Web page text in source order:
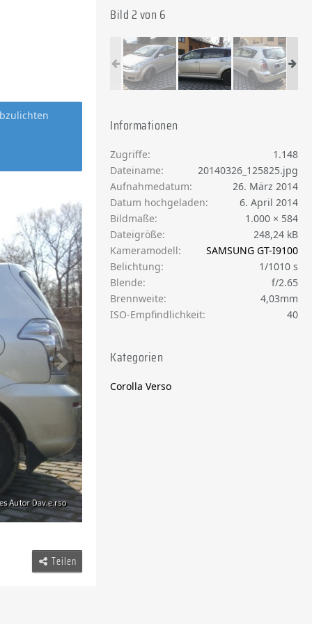
Teilen
Bild 2 von 6
Informationen
Zugriffe
1.148
Dateiname
20140326_125825.jpg
Aufnahmedatum
26. März 2014
Datum hochgeladen
6. April 2014
Bildmaße
1.000 × 584
Dateigröße
248,24 kB
Kameramodell
SAMSUNG GT-I9100
Belichtung
1/1010 s
Blende
f/2.65
Brennweite
4,03mm
ISO-Empfindlichkeit
40
Kategorien
Corolla Verso